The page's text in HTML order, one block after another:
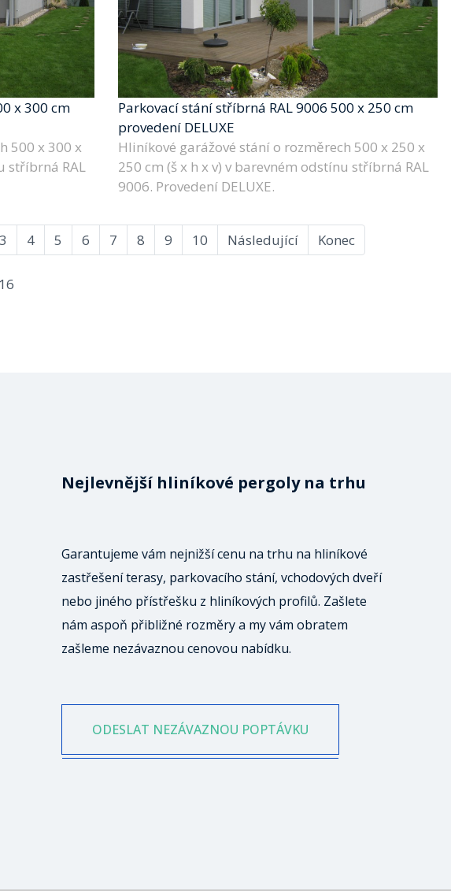
x 300 cm
500 x 300 x
stříbrná RAL
Parkovací stání stříbrná RAL 9006 500 x 250 cm
provedení DELUXE
Hliníkové garážové stání o rozměrech 500 x 250 x
250 cm (š x h x v) v barevném odstínu stříbrná RAL
9006. Provedení DELUXE.
3 4 5 6 7 8 9 10 Následující Konec
Nejlevnější hliníkové pergoly na trhu
Garantujeme vám nejnižší cenu na trhu na hliníkové
zastřešení terasy, parkovacího stání, vchodových dveří
nebo jiného přístřešku z hliníkových profilů. Zašlete
nám aspoň přibližné rozměry a my vám obratem
zašleme nezávaznou cenovou nabídku.
ODESLAT NEZÁVAZNOU POPTÁVKU